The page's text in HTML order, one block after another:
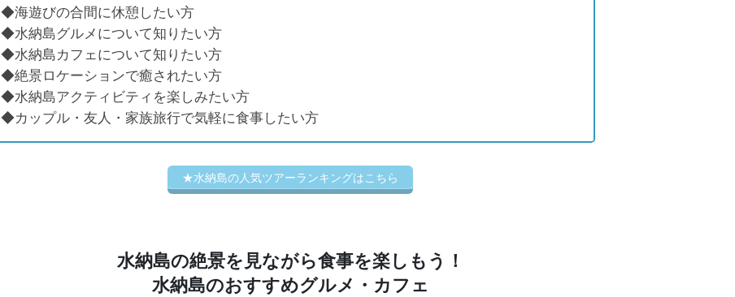
◆海遊びの合間に休憩したい方
◆水納島グルメについて知りたい方
◆水納島カフェについて知りたい方
◆絶景ロケーションで癒されたい方
◆水納島アクティビティを楽しみたい方
◆カップル・友人・家族旅行で気軽に食事したい方
★水納島の人気ツアーランキングはこちら
水納島の絶景を見ながら食事を楽しもう！
水納島のおすすめグルメ・カフェ